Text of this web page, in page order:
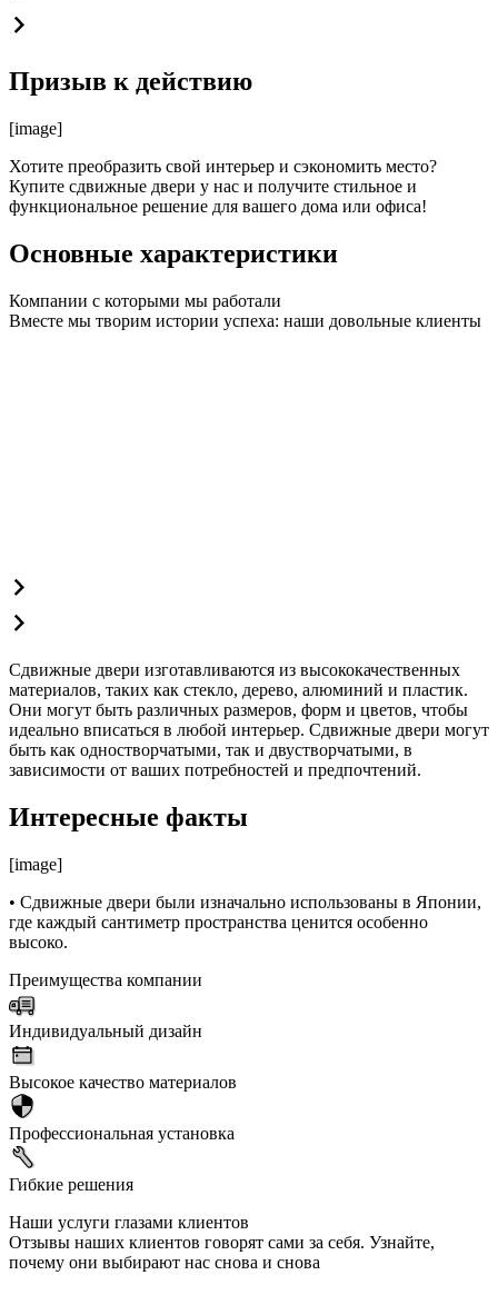
Призыв к действию
[image]
Хотите преобразить свой интерьер и сэкономить место?
Купите сдвижные двери у нас и получите стильное и
функциональное решение для вашего дома или офиса!
Основные характеристики
Компании с которыми мы работали
Вместе мы творим истории успеха: наши довольные клиенты
Сдвижные двери изготавливаются из высококачественных
материалов, таких как стекло, дерево, алюминий и пластик.
Они могут быть различных размеров, форм и цветов, чтобы
идеально вписаться в любой интерьер. Сдвижные двери могут
быть как одностворчатыми, так и двустворчатыми, в
зависимости от ваших потребностей и предпочтений.
Интересные факты
[image]
• Сдвижные двери были изначально использованы в Японии,
где каждый сантиметр пространства ценится особенно
высоко.
Преимущества компании
Индивидуальный дизайн
Высокое качество материалов
Профессиональная установка
Гибкие решения
Наши услуги глазами клиентов
Отзывы наших клиентов говорят сами за себя. Узнайте,
почему они выбирают нас снова и снова